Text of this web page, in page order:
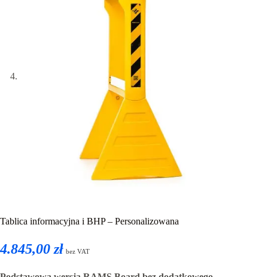
Tablica informacyjna i BHP – Personalizowana
4.845,00 zł bez VAT